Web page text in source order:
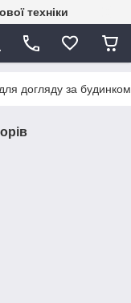
техніки
догляду за будинком